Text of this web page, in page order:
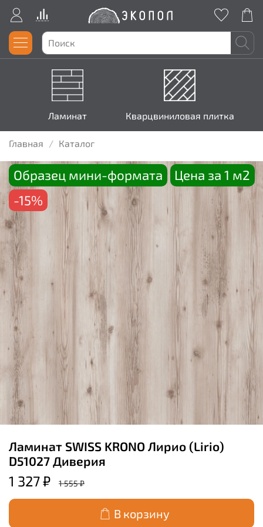
Ламинат Кварцвиниловая плитка
Главная Каталог
Образец мини-формата
Цена за 1 м2
-15%
Ламинат SWISS KRONO Лирио (Lirio)
D51027 Диверия
1 327 ₽ 1 555 ₽
В корзину